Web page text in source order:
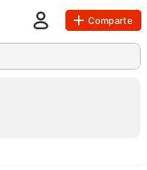
Comparte